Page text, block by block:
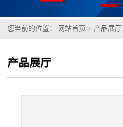
您当前的位置： 网站首页 > 产品展厅
份:C/Si/Mn/P/S/Cr/Ni/Mo/V/Cu/Al/Co)
产品展厅